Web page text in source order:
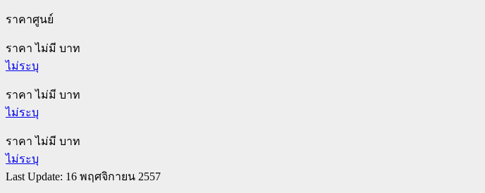
ราคาศูนย์
ราคา ไม่มี บาท
ไม่ระบุ
ราคา ไม่มี บาท
ไม่ระบุ
ราคา ไม่มี บาท
ไม่ระบุ
Last Update: 16 พฤศจิกายน 2557